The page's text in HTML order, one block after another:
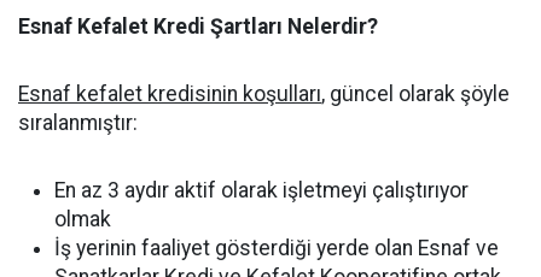
Esnaf Kefalet Kredi Şartları Nelerdir?
Esnaf kefalet kredisinin koşulları, güncel olarak şöyle
sıralanmıştır:
En az 3 aydır aktif olarak işletmeyi çalıştırıyor
olmak
İş yerinin faaliyet gösterdiği yerde olan Esnaf ve